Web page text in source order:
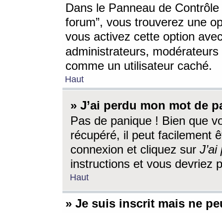
Dans le Panneau de
forum”, vous trouverez une
vous activez cette option
administrateurs,
comme un utilisateur caché.
Haut
» J’ai perdu mon mot de
Pas de panique ! Bien que
récupéré, il peut facilement
connexion et cliquez sur
instructions et vous devriez
Haut
» Je suis inscrit mais ne